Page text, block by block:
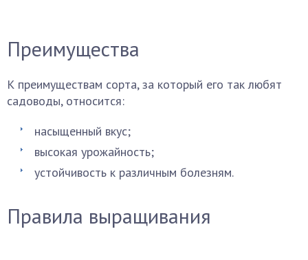
Преимущества
К преимуществам сорта, за который его так любят
садоводы, относится:
насыщенный вкус;
высокая урожайность;
устойчивость к различным болезням.
Правила выращивания